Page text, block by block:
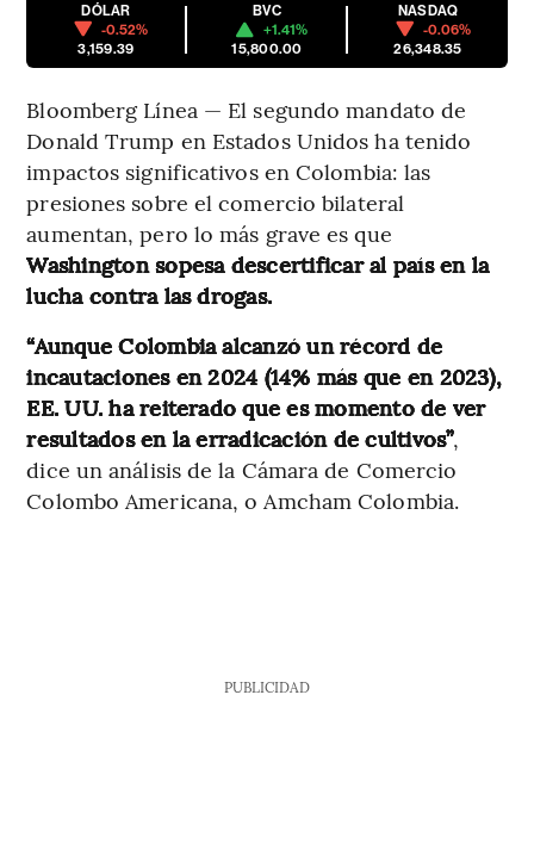
DÓLAR
-0.52%
3,159.39
BVC
+1.41%
15,800.00
NASDAQ
-0.06%
26,348.35
Bloomberg Línea — El segundo mandato de
Donald Trump en Estados Unidos ha tenido
impactos significativos en Colombia: las
presiones sobre el comercio bilateral
aumentan, pero lo más grave es que
Washington sopesa descertificar al país en la
lucha contra las drogas.
“Aunque Colombia alcanzó un récord de
incautaciones en 2024 (14% más que en 2023),
EE. UU. ha reiterado que es momento de ver
resultados en la erradicación de cultivos”,
dice un análisis de la Cámara de Comercio
Colombo Americana, o Amcham Colombia.
PUBLICIDAD